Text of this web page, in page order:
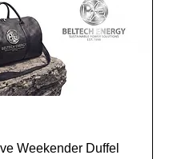
Weekender Duffel